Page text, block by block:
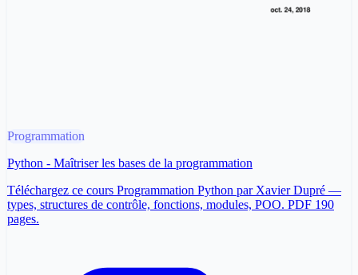
Programmation
Python - Maîtriser les bases de la programmation
Téléchargez ce cours Programmation Python par Xavier Dupré —
types, structures de contrôle, fonctions, modules, POO. PDF 190
pages.